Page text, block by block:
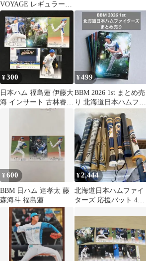
VOYAGE レギュラーカ
ード コンプリート３６
枚
¥300
日本ハム 福島蓮 伊藤大
海 インサート 古林睿煬
水谷瞬 チェックリスト
¥499
BBM 2026 1st まとめ売
り 北海道日本ハムファ
イターズ
¥600
BBM 日ハム 達孝太 藤
森海斗 福島蓮
¥2,444
北海道日本ハムファイ
ターズ 応援バット 4セ